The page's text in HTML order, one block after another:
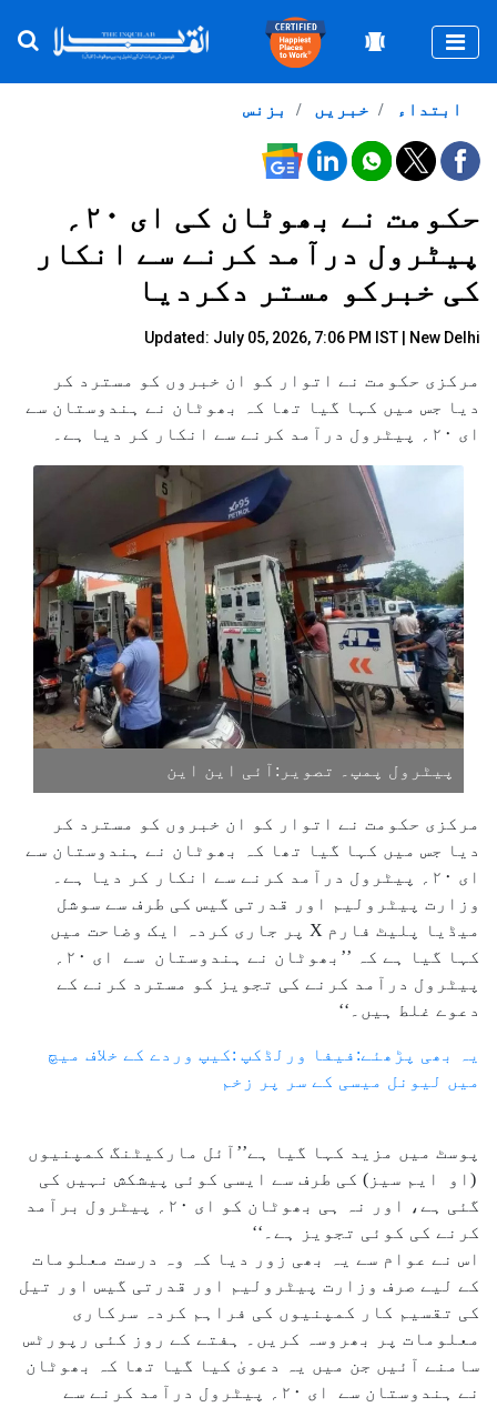
بزنس خبریں ابتداء
حکومت نے بھوٹان کی ای ۲۰؍
پیٹرول درآمد کرنے سے انکار
کی خبرکو مستر دکردیا
Updated: July 05, 2026, 7:06 PM IST | New Delhi
مرکزی حکومت نے اتوار کو ان خبروں کو مسترد کر
دیا جس میں کہا گیا تھا کہ بھوٹان نے ہندوستان سے
ای ۲۰؍ پیٹرول درآمد کرنے سے انکار کر دیا ہے۔
پیٹرول پمپ۔ تصویر:آئی این این
مرکزی حکومت نے اتوار کو ان خبروں کو مسترد کر
دیا جس میں کہا گیا تھا کہ بھوٹان نے ہندوستان سے
ای ۲۰؍ پیٹرول درآمد کرنے سے انکار کر دیا ہے۔
وزارت پیٹرولیم اور قدرتی گیس کی طرف سے سوشل
میڈیا پلیٹ فارم X پر جاری کردہ ایک وضاحت میں
پیٹرول درآمد کرنے کی تجویز کو مسترد کرنے کے
دعوے غلط ہیں۔‘‘
یہ بھی پڑھئے:فیفا ورلڈکپ :کیپ وردے کے خلاف میچ
میں لیونل میسی کے سر پر زخم
پوسٹ میں مزید کہا گیا ہے’’آئل مارکیٹنگ کمپنیوں
(او ایم سیز) کی طرف سے ایسی کوئی پیشکش نہیں کی
گئی ہے، اور نہ ہی بھوٹان کو ای ۲۰؍ پیٹرول برآمد
کرنے کی کوئی تجویز ہے۔‘‘
اس نے عوام سے یہ بھی زور دیا کہ وہ درست معلومات
کے لیے صرف وزارت پیٹرولیم اور قدرتی گیس اور تیل
کی تقسیم کار کمپنیوں کی فراہم کردہ سرکاری
معلومات پر بھروسہ کریں۔ ہفتے کے روز کئی رپورٹس
سامنے آئیں جن میں یہ دعویٰ کیا گیا تھا کہ بھوٹان
نے ہندوستان سے ای ۲۰؍ پیٹرول درآمد کرنے سے